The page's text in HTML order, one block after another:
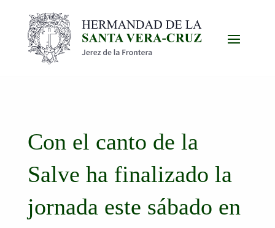
Con el canto de la
Salve ha finalizado la
jornada este sábado en